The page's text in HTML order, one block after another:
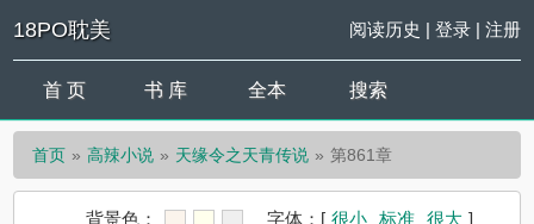
18PO耽美 阅读历史 | 登录| 注册
首 页 书 库 全本 搜索
首页 高辣小说 天缘令之天青传说 第861章
背景色： 字体： [ 很小 标准 很大 ]